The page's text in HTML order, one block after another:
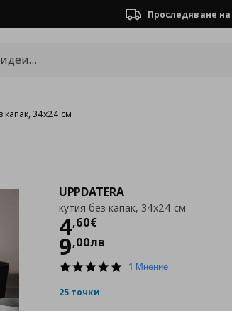
Проследяване
капак, 34x24 см
UPPDATERA
кутия без капак, 34x24 см
4,60€
Цена
9,00лв
5.01 Мнение
25 точки